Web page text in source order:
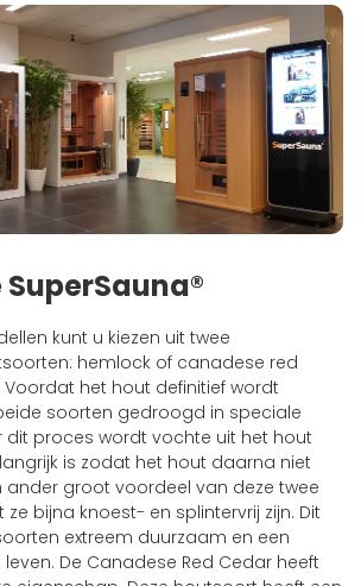
kunt u kiezen uit twee
hemlock of canadese red
het hout definitief wordt
soorten gedroogd in speciale
dit proces wordt vochte uit het hout
is zodat het hout daarna niet
ander groot voordeel van deze twee
bijna knoest- en splintervrij zijn. Dit
extreem duurzaam en een
De Canadese Red Cedar heeft